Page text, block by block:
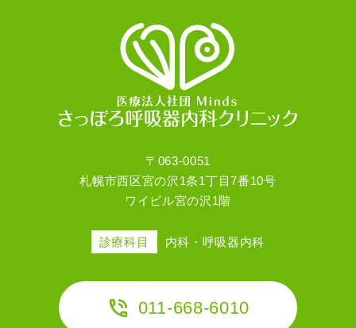
〒063-0051
札幌市西区宮の沢1条1丁目7番10号
ワイビル宮の沢1階
診療科目 内科・呼吸器内科
011-668-6010